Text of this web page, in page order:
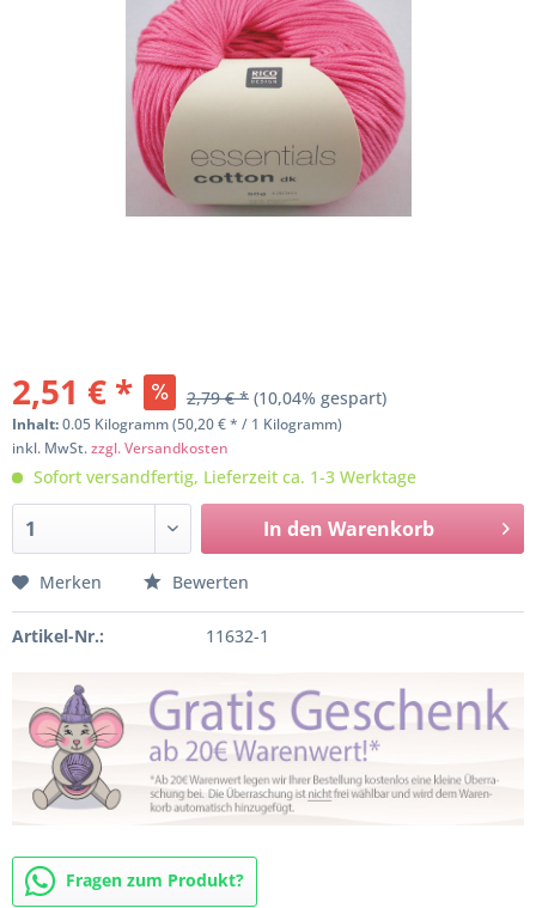
2,51 € * 2,79 € * (10,04% gespart)
Inhalt:0.05 Kilogramm (50,20 € * / 1 Kilogramm)
inkl. MwSt.zzgl. Versandkosten
Sofort versandfertig, Lieferzeit ca. 1-3 Werktage
In den Warenkorb
Merken Bewerten
Artikel-Nr.: 11632-1
Fragen zum Produkt?